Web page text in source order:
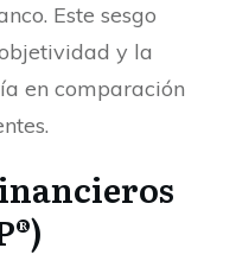
Este sesgo
y la
en comparación